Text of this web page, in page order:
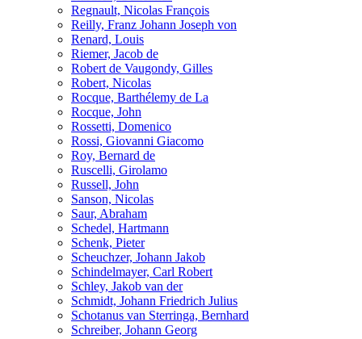
Regnault, Nicolas François
Reilly, Franz Johann Joseph von
Renard, Louis
Riemer, Jacob de
Robert de Vaugondy, Gilles
Robert, Nicolas
Rocque, Barthélemy de La
Rocque, John
Rossetti, Domenico
Rossi, Giovanni Giacomo
Roy, Bernard de
Ruscelli, Girolamo
Russell, John
Sanson, Nicolas
Saur, Abraham
Schedel, Hartmann
Schenk, Pieter
Scheuchzer, Johann Jakob
Schindelmayer, Carl Robert
Schley, Jakob van der
Schmidt, Johann Friedrich Julius
Schotanus van Sterringa, Bernhard
Schreiber, Johann Georg